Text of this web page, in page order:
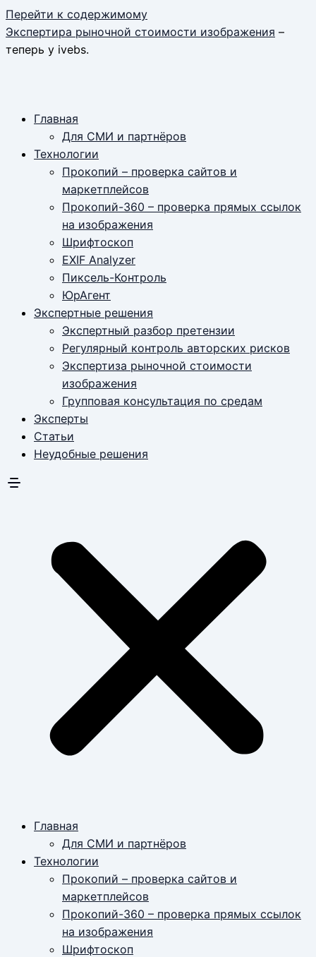
Перейти к содержимому
Экспертира рыночной стоимости изображения –
теперь у ivebs.
Главная
Для СМИ и партнёров
Технологии
Прокопий – проверка сайтов и
маркетплейсов
Прокопий-360 – проверка прямых ссылок
на изображения
Шрифтоскоп
EXIF Analyzer
Пиксель-Контроль
ЮрАгент
Экспертные решения
Экспертный разбор претензии
Регулярный контроль авторских рисков
Экспертиза рыночной стоимости
изображения
Групповая консультация по средам
Эксперты
Статьи
Неудобные решения
Главная
Для СМИ и партнёров
Технологии
Прокопий – проверка сайтов и
маркетплейсов
Прокопий-360 – проверка прямых ссылок
на изображения
Шрифтоскоп